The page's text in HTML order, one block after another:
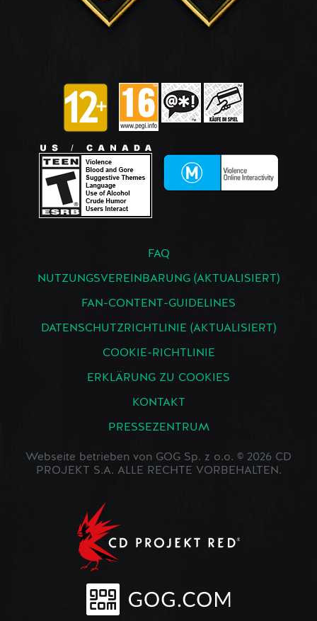
FAQ
NUTZUNGSVEREINBARUNG (AKTUALISIERT)
FAN-CONTENT-GUIDELINES
DATENSCHUTZRICHTLINIE (AKTUALISIERT)
COOKIE-RICHTLINIE
ERKLÄRUNG ZU COOKIES
KONTAKT
PRESSEZENTRUM
Webseite betrieben von GOG Sp. z o.o. © 2026 CD
PROJEKT S.A. ALLE RECHTE VORBEHALTEN.